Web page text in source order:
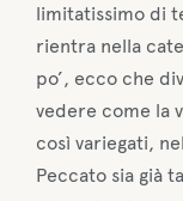
limitatissimo di
rientra nella
po’, ecco che
vedere come la
così variegati,
Peccato sia già